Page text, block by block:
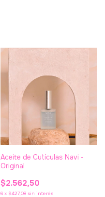
Aceite de Cutículas Navi -
Original
$2.562,50
6 x $427,08 sin interés